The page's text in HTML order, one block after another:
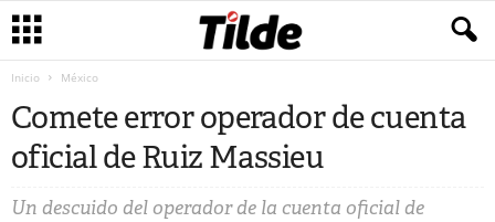
Inicio México
Comete error operador de cuenta
oficial de Ruiz Massieu
Un descuido del operador de la cuenta oficial de